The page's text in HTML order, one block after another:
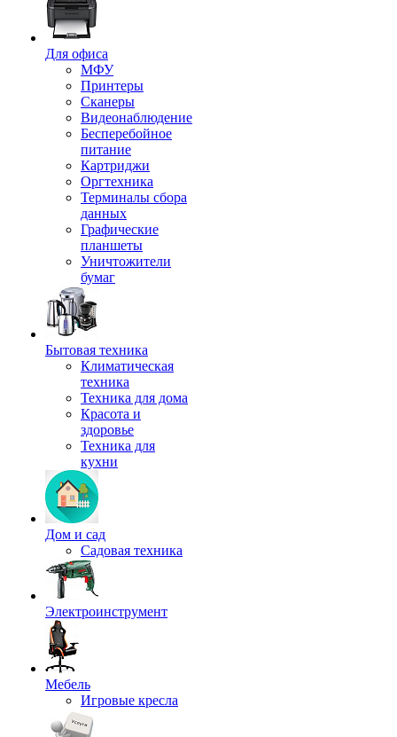
Для офиса
МФУ
Принтеры
Сканеры
Видеонаблюдение
Бесперебойное
питание
Картриджи
Оргтехника
Терминалы сбора
данных
Графические
планшеты
Уничтожители
бумаг
Бытовая техника
Климатическая
техника
Техника для дома
Красота и
здоровье
Техника для
кухни
Дом и сад
Садовая техника
Электроинструмент
Мебель
Игровые кресла